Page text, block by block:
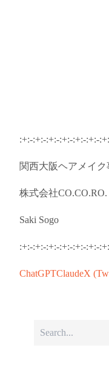
:+:-:+:-:+:-:+:-:+:-:+:-
関西大阪ヘアメイク
株式会社CO.CO.RO.
Saki Sogo
:+:-:+:-:+:-:+:-:+:-:+:-
ChatGPTClaudeX